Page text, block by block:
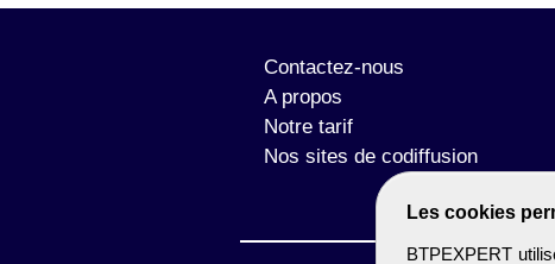
Les cookies
BTPEXPERT
Contactez-nous
A propos
Notre tarif
Nos sites de codiffusion